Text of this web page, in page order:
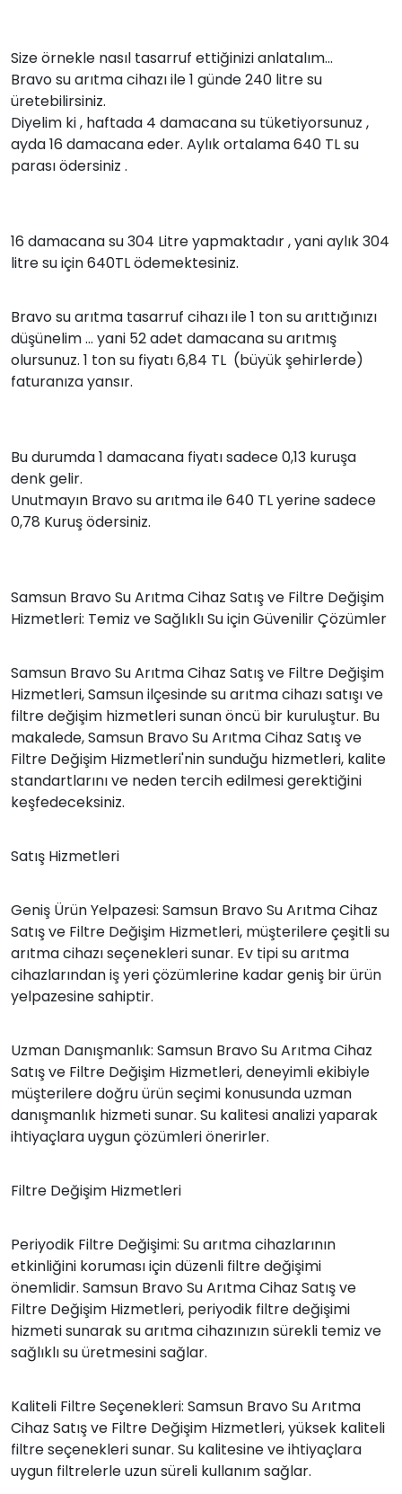
Size örnekle nasıl tasarruf ettiğinizi anlatalım...
Bravo su arıtma cihazı ile 1 günde 240 litre su
üretebilirsiniz.
Diyelim ki , haftada 4 damacana su tüketiyorsunuz ,
ayda 16 damacana eder. Aylık ortalama 640 TL su
parası ödersiniz .
16 damacana su 304 Litre yapmaktadır , yani aylık 304
litre su için 640TL ödemektesiniz.
Bravo su arıtma tasarruf cihazı ile 1 ton su arıttığınızı
düşünelim ... yani 52 adet damacana su arıtmış
olursunuz. 1 ton su fiyatı 6,84 TL (büyük şehirlerde)
faturanıza yansır.
Bu durumda 1 damacana fiyatı sadece 0,13 kuruşa
denk gelir.
Unutmayın Bravo su arıtma ile 640 TL yerine sadece
0,78 Kuruş ödersiniz.
Samsun Bravo Su Arıtma Cihaz Satış ve Filtre Değişim
Hizmetleri: Temiz ve Sağlıklı Su için Güvenilir Çözümler
Samsun Bravo Su Arıtma Cihaz Satış ve Filtre Değişim
Hizmetleri, Samsun ilçesinde su arıtma cihazı satışı ve
filtre değişim hizmetleri sunan öncü bir kuruluştur. Bu
makalede, Samsun Bravo Su Arıtma Cihaz Satış ve
Filtre Değişim Hizmetleri'nin sunduğu hizmetleri, kalite
standartlarını ve neden tercih edilmesi gerektiğini
keşfedeceksiniz.
Satış Hizmetleri
Geniş Ürün Yelpazesi: Samsun Bravo Su Arıtma Cihaz
Satış ve Filtre Değişim Hizmetleri, müşterilere çeşitli su
arıtma cihazı seçenekleri sunar. Ev tipi su arıtma
cihazlarından iş yeri çözümlerine kadar geniş bir ürün
yelpazesine sahiptir.
Uzman Danışmanlık: Samsun Bravo Su Arıtma Cihaz
Satış ve Filtre Değişim Hizmetleri, deneyimli ekibiyle
müşterilere doğru ürün seçimi konusunda uzman
danışmanlık hizmeti sunar. Su kalitesi analizi yaparak
ihtiyaçlara uygun çözümleri önerirler.
Filtre Değişim Hizmetleri
Periyodik Filtre Değişimi: Su arıtma cihazlarının
etkinliğini koruması için düzenli filtre değişimi
önemlidir. Samsun Bravo Su Arıtma Cihaz Satış ve
Filtre Değişim Hizmetleri, periyodik filtre değişimi
hizmeti sunarak su arıtma cihazınızın sürekli temiz ve
sağlıklı su üretmesini sağlar.
Kaliteli Filtre Seçenekleri: Samsun Bravo Su Arıtma
Cihaz Satış ve Filtre Değişim Hizmetleri, yüksek kaliteli
filtre seçenekleri sunar. Su kalitesine ve ihtiyaçlara
uygun filtrelerle uzun süreli kullanım sağlar.